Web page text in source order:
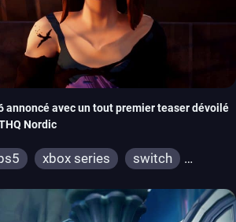
annoncé avec un tout premier teaser dévoilé
Nordic
xbox series
switch